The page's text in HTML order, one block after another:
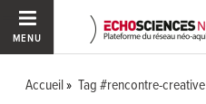
MENU
Accueil Tag #rencontre-creative